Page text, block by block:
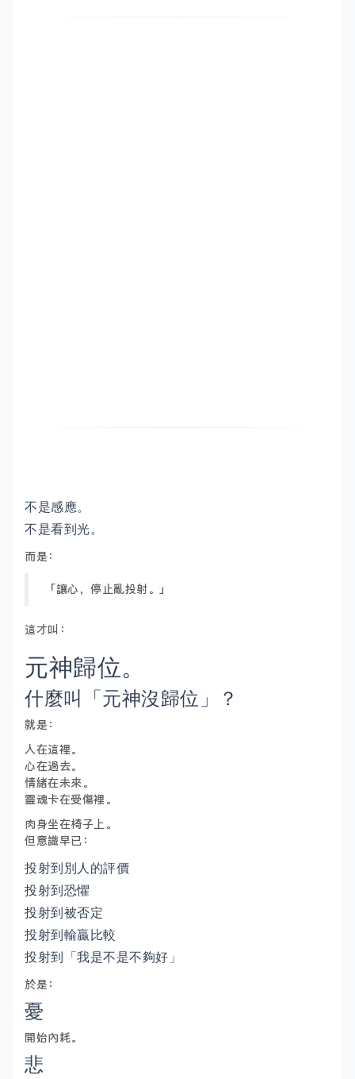
不是感應。
不是看到光。
而是：
「讓心，停止亂投射。」
這才叫：
元神歸位。
什麼叫「元神沒歸位」？
就是：
人在這裡。
心在過去。
情緒在未來。
靈魂卡在受傷裡。
肉身坐在椅子上。
但意識早已：
投射到別人的評價
投射到恐懼
投射到被否定
投射到輸贏比較
投射到「我是不是不夠好」
於是：
憂
開始內耗。
悲